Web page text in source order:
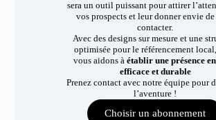
sera un outil puissant pour attirer
vos prospects et leur donner envie
contacter.
Avec des designs sur mesure et une
optimisée pour le référencement
vous aidons à établir une présence
efficace et durable
Prenez contact avec notre équipe pour
l’aventure !
Choisir un abonnement